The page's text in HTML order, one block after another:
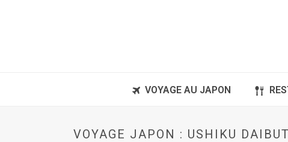
VOYAGE AU JAPON
VOYAGE JAPON : USHIKU